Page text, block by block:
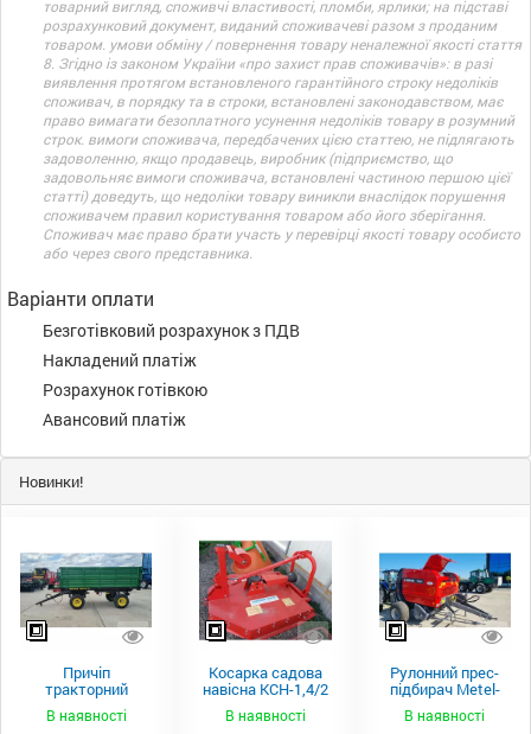
товарний вигляд, споживчі властивості, пломби, ярлики; на підставі
розрахунковий документ, виданий споживачеві разом з проданим
товаром. умови обміну / повернення товару неналежної якості стаття
8. Згідно із законом України «про захист прав споживачів»: в разі
виявлення протягом встановленого гарантійного строку недоліків
споживач, в порядку та в строки, встановлені законодавством, має
право вимагати безоплатного усунення недоліків товару в розумний
строк. вимоги споживача, передбачених цією статтею, не підлягають
задоволенню, якщо продавець, виробник (підприємство, що
задовольняє вимоги споживача, встановлені частиною першою цієї
статті) доведуть, що недоліки товару виникли внаслідок порушення
споживачем правил користування товаром або його зберігання.
Споживач має право брати участь у перевірці якості товару особисто
або через свого представника.
Варіанти оплати
Безготівковий розрахунок з ПДВ
Накладений платіж
Розрахунок готівкою
Авансовий платіж
Новинки!
Причіп
тракторний
самоскидний
Spike 2 ПТС-4
В наявності
Косарка садова
навісна КСН-1,4/2
В наявності
Рулонний прес-
підбирач Metel-
Fach Z 587
В наявності